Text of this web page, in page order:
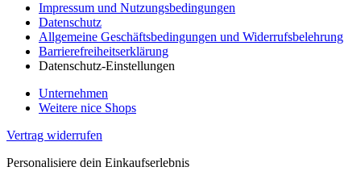
Impressum und Nutzungsbedingungen
Datenschutz
Allgemeine Geschäftsbedingungen und Widerrufsbelehrung
Barrierefreiheitserklärung
Datenschutz-Einstellungen
Unternehmen
Weitere nice Shops
Vertrag widerrufen
Personalisiere dein Einkaufserlebnis